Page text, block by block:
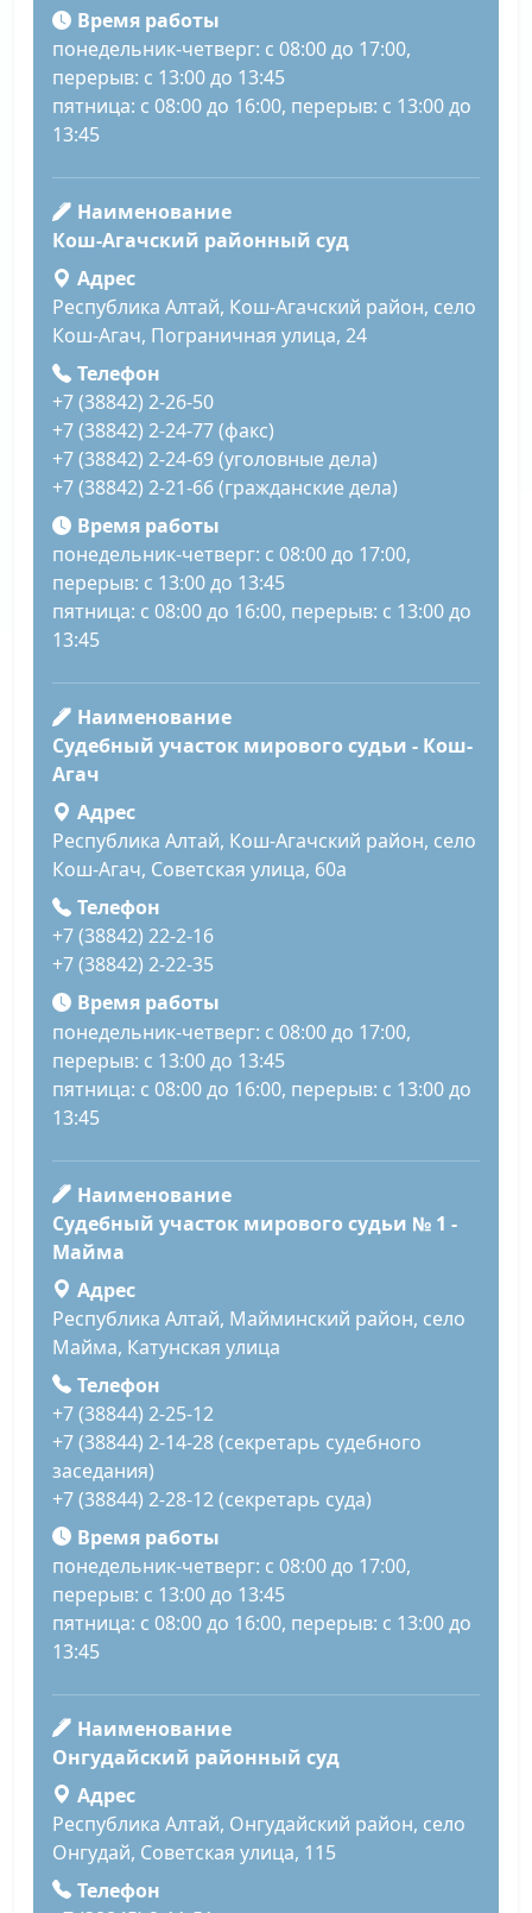
Время работы
понедельник-четверг: с 08:00 до 17:00,
перерыв: с 13:00 до 13:45
пятница: с 08:00 до 16:00, перерыв: с 13:00 до
13:45
Наименование
Кош-Агачский районный суд
Адрес
Республика Алтай, Кош-Агачский район, село
Кош-Агач, Пограничная улица, 24
Телефон
+7 (38842) 2-26-50
+7 (38842) 2-24-77 (факс)
+7 (38842) 2-24-69 (уголовные дела)
+7 (38842) 2-21-66 (гражданские дела)
Время работы
понедельник-четверг: с 08:00 до 17:00,
перерыв: с 13:00 до 13:45
пятница: с 08:00 до 16:00, перерыв: с 13:00 до
13:45
Наименование
Судебный участок мирового судьи - Кош-
Агач
Адрес
Республика Алтай, Кош-Агачский район, село
Кош-Агач, Советская улица, 60а
Телефон
+7 (38842) 22-2-16
+7 (38842) 2-22-35
Время работы
понедельник-четверг: с 08:00 до 17:00,
перерыв: с 13:00 до 13:45
пятница: с 08:00 до 16:00, перерыв: с 13:00 до
13:45
Наименование
Судебный участок мирового судьи № 1 -
Майма
Адрес
Республика Алтай, Майминский район, село
Майма, Катунская улица
Телефон
+7 (38844) 2-25-12
+7 (38844) 2-14-28 (секретарь судебного
заседания)
+7 (38844) 2-28-12 (секретарь суда)
Время работы
понедельник-четверг: с 08:00 до 17:00,
перерыв: с 13:00 до 13:45
пятница: с 08:00 до 16:00, перерыв: с 13:00 до
13:45
Наименование
Онгудайский районный суд
Адрес
Республика Алтай, Онгудайский район, село
Онгудай, Советская улица, 115
Телефон